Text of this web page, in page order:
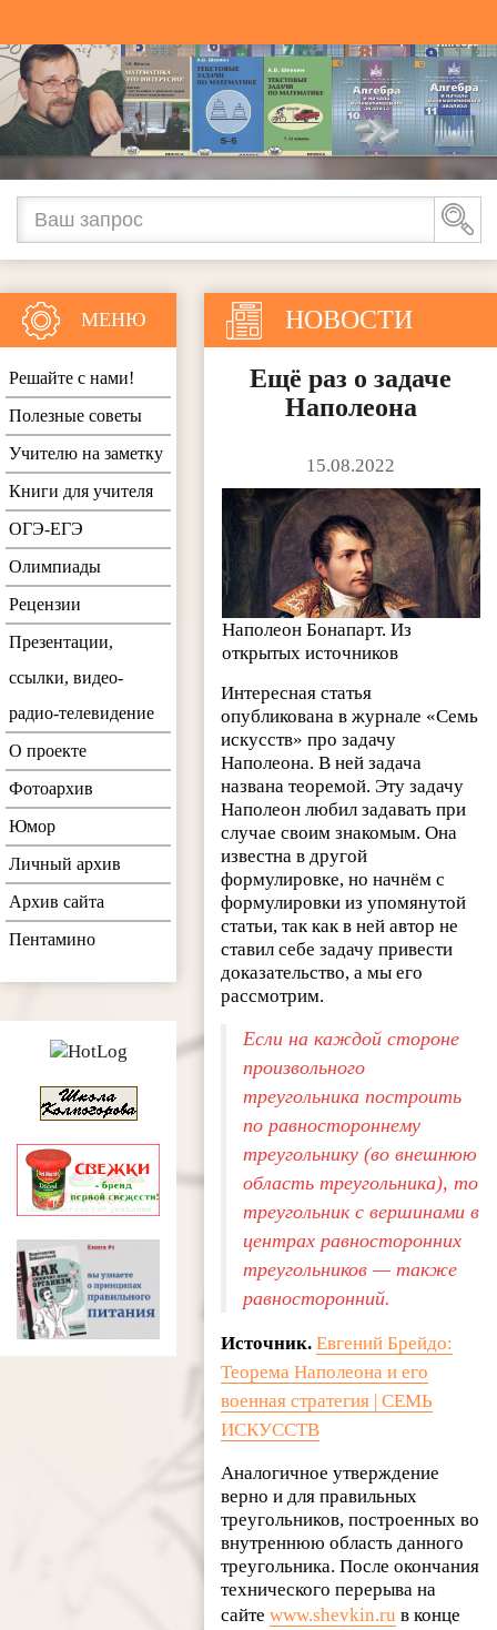
НОВОСТИ
Ещё раз о задаче
Наполеона
15.08.2022
Наполеон Бонапарт. Из
открытых источников
Интересная статья
опубликована в журнале «Семь
искусств» про задачу
Наполеона. В ней задача
названа теоремой. Эту задачу
Наполеон любил задавать при
случае своим знакомым. Она
известна в другой
формулировке, но начнём с
формулировки из упомянутой
статьи, так как в ней автор не
ставил себе задачу привести
доказательство, а мы его
рассмотрим.
Если на каждой стороне
произвольного
треугольника построить
по равностороннему
треугольнику (во внешнюю
область треугольника), то
треугольник с вершинами в
центрах равносторонних
треугольников — также
равносторонний.
Источник.Евгений Брейдо:
Теорема Наполеона и его
военная стратегия | СЕМЬ
ИСКУССТВ
Аналогичное утверждение
верно и для правильных
треугольников, построенных во
внутреннюю область данного
треугольника. После окончания
технического перерыва на
сайтеwww.shevkin.ru в конце
МЕНЮ
Решайте с нами!
Полезные советы
Учителю на заметку
Книги для учителя
ОГЭ-ЕГЭ
Олимпиады
Рецензии
Презентации,
ссылки, видео-
радио-телевидение
О проекте
Фотоархив
Юмор
Личный архив
Архив сайта
Пентамино